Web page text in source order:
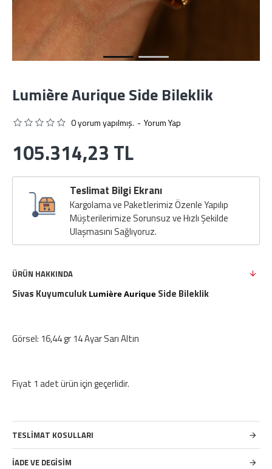
Lumière Aurique Side Bileklik
0 yorum yapılmış. - Yorum Yap
105.314,23 TL
Teslimat Bilgi Ekranı
Kargolama ve Paketlerimiz Özenle Yapılıp
Müşterilerimize Sorunsuz ve Hızlı Şekilde
Ulaşmasını Sağlıyoruz.
ÜRÜN HAKKINDA
Sivas Kuyumculuk Lumière Aurique Side Bileklik
Görsel: 16,44 gr 14 Ayar Sarı Altın
Fiyat 1 adet ürün için geçerlidir.
TESLIMAT KOSULLARI
İADE VE DEGISIM